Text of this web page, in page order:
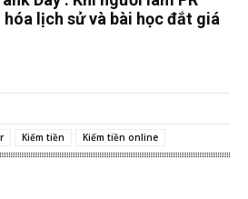
lịch sử và bài học đắt giá
Kiếm tiền Kiếm tiền online